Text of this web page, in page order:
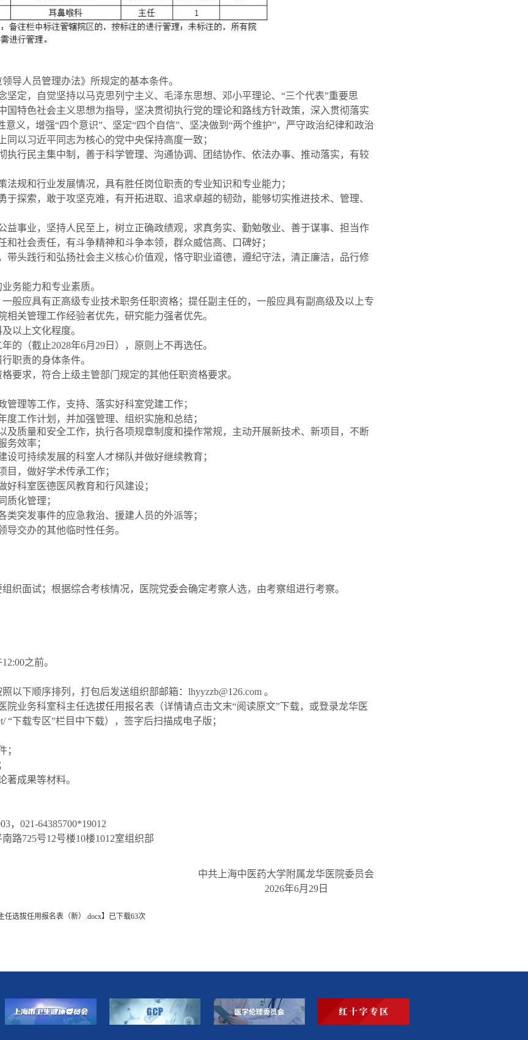
导人员管理办法》所规定的基本条件。
坚定，自觉坚持以马克思列宁主义、毛泽东思想、邓小平理论、“三个代表”重要思
国特色社会主义思想为指导，坚决贯彻执行党的理论和路线方针政策，深入贯彻落实
意义，增强“四个意识”、坚定“四个自信”、坚决做到“两个维护”，严守政治纪律和政治
同以习近平同志为核心的党中央保持高度一致；
执行民主集中制，善于科学管理、沟通协调、团结协作、依法办事、推动落实，有较
法规和行业发展情况，具有胜任岗位职责的专业知识和专业能力；
于探索，敢于攻坚克难，有开拓进取、追求卓越的韧劲，能够切实推进技术、管理、
益事业，坚持人民至上，树立正确政绩观，求真务实、勤勉敬业、善于谋事、担当作
和社会责任，有斗争精神和斗争本领，群众威信高、口碑好；
带头践行和弘扬社会主义核心价值观，恪守职业道德，遵纪守法，清正廉洁，品行修
务能力和专业素质。
一般应具有正高级专业技术职务任职资格；提任副主任的，一般应具有副高级及以上专
相关管理工作经验者优先，研究能力强者优先。
以上文化程度。
的（截止2028年6月29日），原则上不再选任。
职责的身体条件。
要求，符合上级主管部门规定的其他任职资格要求。
管理等工作，支持、落实好科室党建工作；
度工作计划，并加强管理、组织实施和总结；
及质量和安全工作，执行各项规章制度和操作常规，主动开展新技术、新项目，不断
务效率；
设可持续发展的科室人才梯队并做好继续教育；
目，做好学术传承工作；
好科室医德医风教育和行风建设；
质化管理；
类突发事件的应急救治、援建人员的外派等；
导交办的其他临时性任务。
织面试；根据综合考核情况，医院党委会确定考察人选，由考察组进行考察。
之前。
以下顺序排列，打包后发送组织部邮箱：lhyyzzb@126.com 。
院业务科室科主任选拔任用报名表（详情请点击文末“阅读原文”下载，或登录龙华医
“下载专区”栏目中下载），签字后扫描成电子版；
；
著成果等材料。
，021-64385700*19012
路725号12号楼10楼1012室组织部
中共上海中医药大学附属龙华医院委员会
2026年6月29日
任选拔任用报名表（新）.docx】已下载63次